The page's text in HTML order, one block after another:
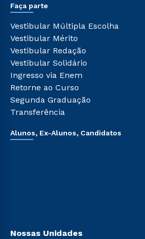
Sou Colaborador
Ética e Integridade
Pós-graduação
Cursos de Medicina
Cursos Livres
Cursos Técnicos
Cursos Profissionalizantes
Faça parte
Vestibular Múltipla Escolha
Vestibular Mérito
Vestibular Redação
Vestibular Solidário
Ingresso via Enem
Retorne ao Curso
Segunda Graduação
Transferência
Alunos, Ex-Alunos, Candidatos
Nossas Unidades